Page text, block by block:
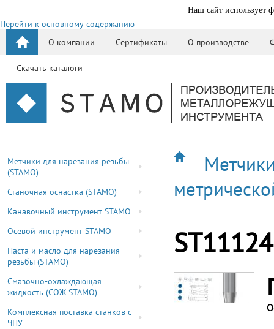
Наш сайт использует
Перейти к основному содержанию
О компании
Сертификаты О производстве
Скачать каталоги
Метчики для нарезания резьбы
(STAMO)
Станочная оснастка (STAMO)
Канавочный инструмент STAMO
Осевой инструмент STAMO
Паста и масло для нарезания
резьбы (STAMO)
Смазочно-охлаждающая
жидкость (СОЖ STAMO)
Комплексная поставка станков с
ЧПУ